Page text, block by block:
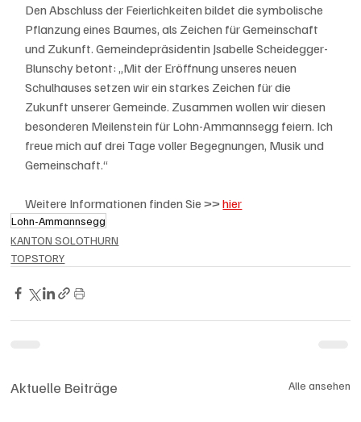
Den Abschluss der Feierlichkeiten bildet die symbolische
Pflanzung eines Baumes, als Zeichen für Gemeinschaft
und Zukunft. Gemeindepräsidentin Jsabelle Scheidegger-
Blunschy betont: „Mit der Eröffnung unseres neuen
Schulhauses setzen wir ein starkes Zeichen für die
Zukunft unserer Gemeinde. Zusammen wollen wir diesen
besonderen Meilenstein für Lohn-Ammannsegg feiern. Ich
freue mich auf drei Tage voller Begegnungen, Musik und
Gemeinschaft.“
Weitere Informationen finden Sie >> hier
Lohn-Ammannsegg
KANTON SOLOTHURN
TOPSTORY
Aktuelle Beiträge Alle ansehen